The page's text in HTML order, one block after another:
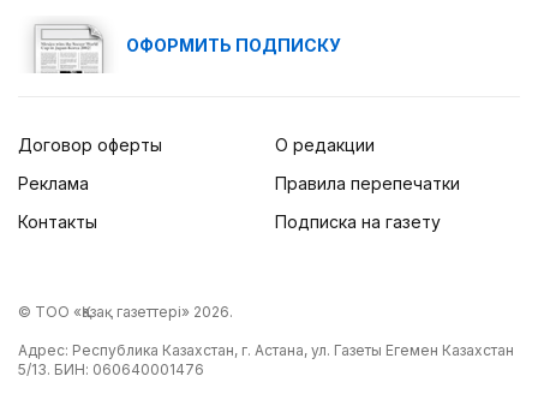
ОФОРМИТЬ ПОДПИСКУ
Договор оферты
Реклама
Контакты
О редакции
Правила перепечатки
Подписка на газету
© ТОО «Қазақ газеттері» 2026.
Адрес: Республика Казахстан, г. Астана, ул. Газеты Егемен Казахстан
5/13. БИН: 060640001476